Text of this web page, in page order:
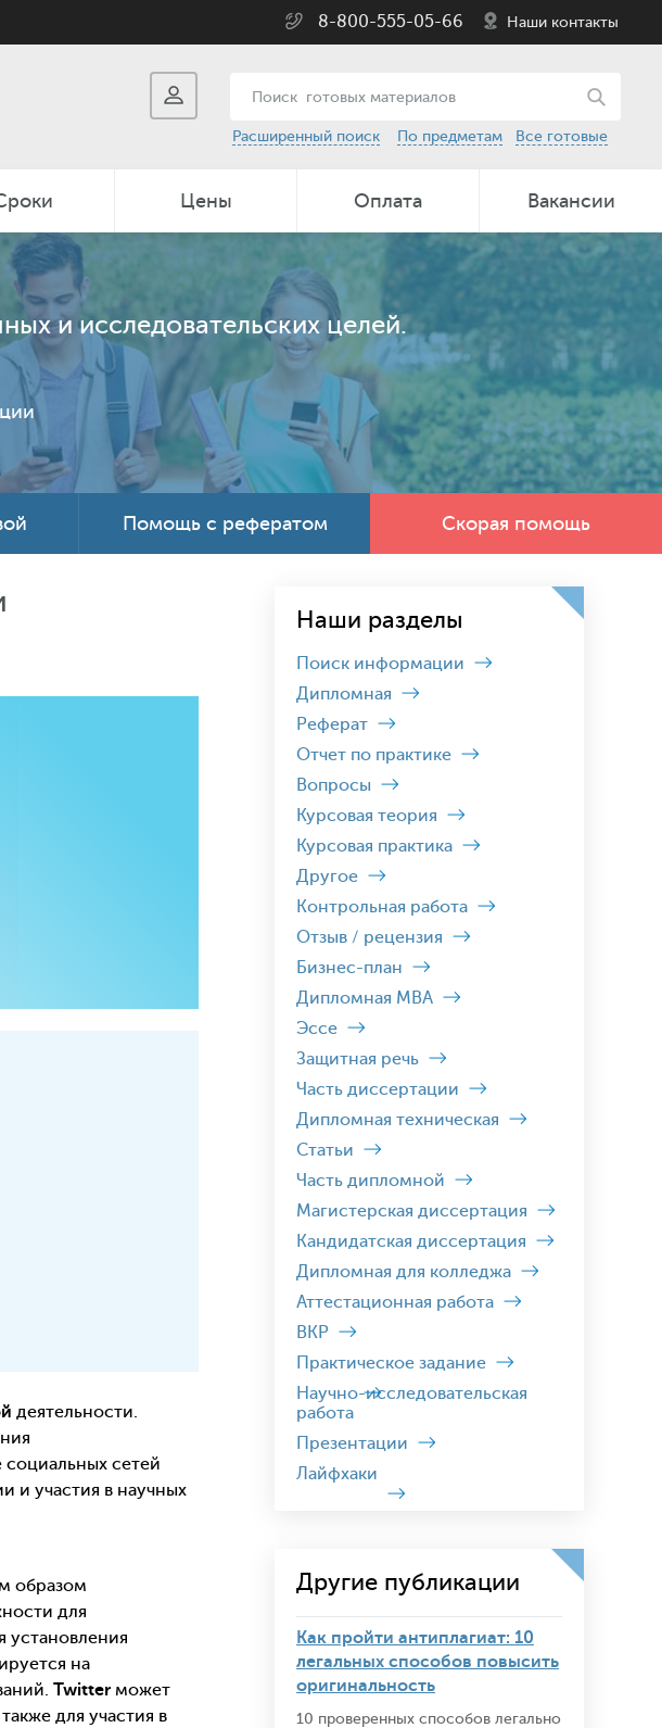
8-800-555-05-66 Наши контакты
Расширенный поиск По предметам Все готовые
Цены Оплата Вакансии
и исследовательских целей.
Помощь с рефератом Скорая помощь
деятельности.
сетей
и участия в научных
образом
для
установления
на
Twitter может
для участия в
Наши разделы
Поиск информации
Дипломная
Реферат
Отчет по практике
Вопросы
Курсовая теория
Курсовая практика
Другое
Контрольная работа
Отзыв / рецензия
Бизнес-план
Дипломная MBA
Эссе
Защитная речь
Часть диссертации
Дипломная техническая
Статьи
Часть дипломной
Магистерская диссертация
Кандидатская диссертация
Дипломная для колледжа
Аттестационная работа
ВКР
Практическое задание
Научно-исследовательская
работа
Презентации
Лайфхаки
Другие публикации
Как пройти антиплагиат: 10
легальных способов повысить
оригинальность
10 проверенных способов легально